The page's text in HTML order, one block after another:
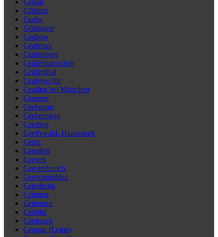
Gößnitz
Gotha
Göttingen
Grabow
Grafenau
Gräfenberg
Gräfenhainichen
Gräfenthal
Grafenwöhr
Grafing bei München
Gransee
Grebenau
Grebenstein
Greding
Greifswald, Hansestadt
Greiz
Greußen
Greven
Grevenbroich
Grevesmühlen
Griesheim
Grimma
Grimmen
Gröditz
Groitzsch
Gronau (Leine)